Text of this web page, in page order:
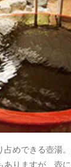
占めできる壺湯
ありますが、壺